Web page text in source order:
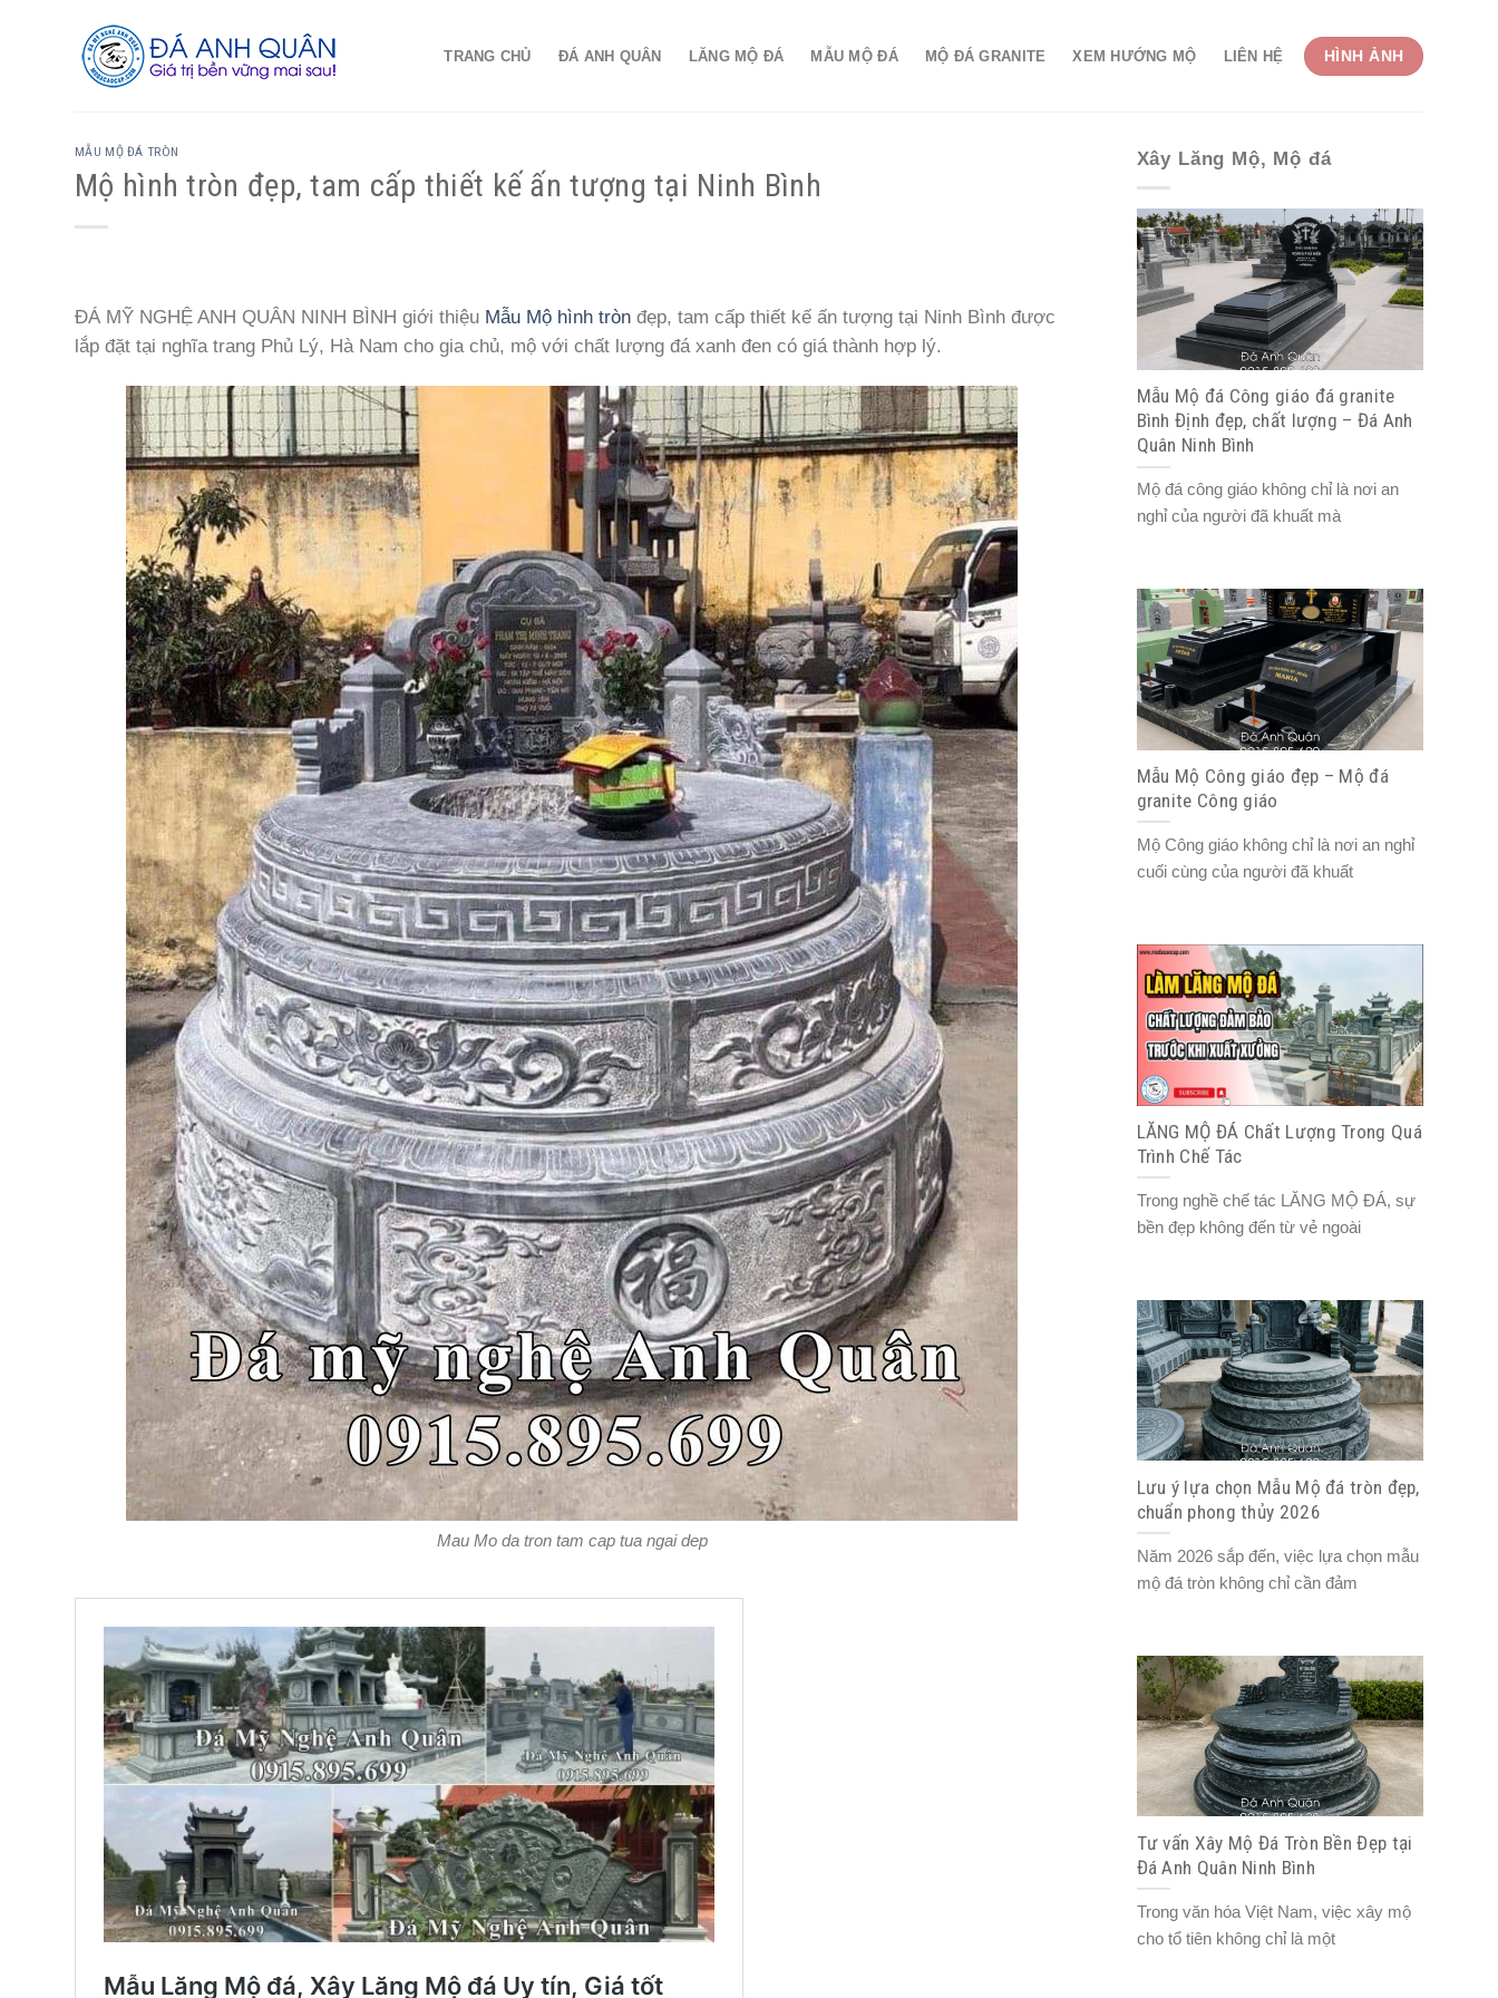
TRANG CHỦ ĐÁ ANH QUÂN LĂNG MỘ ĐÁ MẪU MỘ ĐÁ MỘ ĐÁ GRANITE XEM HƯỚNG MỘ LIÊN HỆ HÌNH ẢNH
MẪU MỘ ĐÁ TRÒN
Mộ hình tròn đẹp, tam cấp thiết kế ấn tượng tại Ninh Bình
ĐÁ MỸ NGHỆ ANH QUÂN NINH BÌNH giới thiệu Mẫu Mộ hình tròn đẹp, tam cấp thiết kế ấn tượng tại Ninh Bình được
lắp đặt tại nghĩa trang Phủ Lý, Hà Nam cho gia chủ, mộ với chất lượng đá xanh đen có giá thành hợp lý.
Mau Mo da tron tam cap tua ngai dep
Xây Lăng Mộ, Mộ đá
Mẫu Mộ đá Công giáo đá granite
Bình Định đẹp, chất lượng – Đá Anh
Quân Ninh Bình
Mộ đá công giáo không chỉ là nơi an
nghỉ của người đã khuất mà
Mẫu Mộ Công giáo đẹp – Mộ đá
granite Công giáo
Mộ Công giáo không chỉ là nơi an nghỉ
cuối cùng của người đã khuất
LĂNG MỘ ĐÁ Chất Lượng Trong Quá
Trình Chế Tác
Trong nghề chế tác LĂNG MỘ ĐÁ, sự
bền đẹp không đến từ vẻ ngoài
Lưu ý lựa chọn Mẫu Mộ đá tròn đẹp,
chuẩn phong thủy 2026
Năm 2026 sắp đến, việc lựa chọn mẫu
mộ đá tròn không chỉ cần đảm
Tư vấn Xây Mộ Đá Tròn Bền Đẹp tại
Đá Anh Quân Ninh Bình
Trong văn hóa Việt Nam, việc xây mộ
cho tổ tiên không chỉ là một